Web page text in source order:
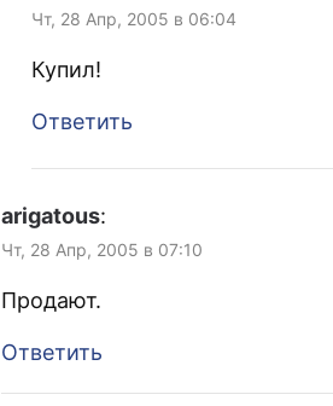
Чт, 28 Апр, 2005 в 06:04
Купил!
Ответить
arigatous:
Чт, 28 Апр, 2005 в 07:10
Продают.
Ответить